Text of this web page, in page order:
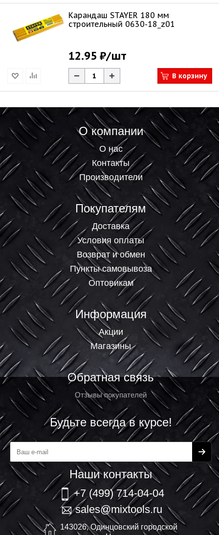
Карандаш STAYER 180 мм
строительный 0630-18_z01
12.95 ₽/шт
В корзину
О компании
О нас
Контакты
Производители
Покупателям
Доставка
Условия оплаты
Возврат и обмен
Пункты самовывоза
Оптовикам
Информация
Акции
Магазины
Обратная связь
Отзывы покупателей
Будьте всегда в курсе!
Наши контакты
+7 (499) 714-04-04
sales@mixtools.ru
143026, Одинцовский городской